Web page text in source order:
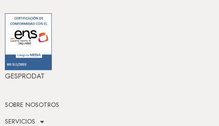
GESPRODAT
SOBRE NOSOTROS
SERVICIOS